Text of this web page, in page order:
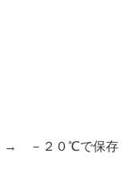
→ －２０℃で保存